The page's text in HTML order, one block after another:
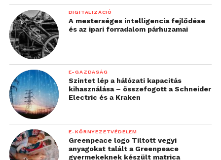
Kraken, segíthetünk az
ügyfeleknek a meglévő
eszközeik maximális
kihasználásában, a
komplexitás
csökkentésében, az új
képességek gyorsabb
bevezetésében, a rejtett
kapacitások
felszabadításában és
DIGITALIZÁCIÓ
A mesterséges intelligencia fejlődése
és az ipari forradalom párhuzamai
E-GAZDASÁG
Szintet lép a hálózati kapacitás
kihasználása – összefogott a Schneider
Electric és a Kraken
E-KÖRNYEZETVÉDELEM
Greenpeace logo Tiltott vegyi
anyagokat talált a Greenpeace
gyermekeknek készült matrica